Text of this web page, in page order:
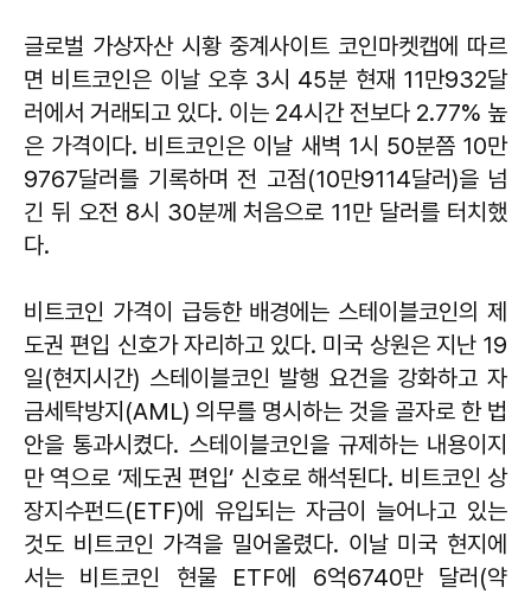
글로벌 가상자산 시황 중계사이트 코인마켓캡에 따르
면 비트코인은 이날 오후 3시 45분 현재 11만932달
러에서 거래되고 있다. 이는 24시간 전보다 2.77% 높
은 가격이다. 비트코인은 이날 새벽 1시 50분쯤 10만
9767달러를 기록하며 전 고점(10만9114달러)을 넘
긴 뒤 오전 8시 30분께 처음으로 11만 달러를 터치했
다.
비트코인 가격이 급등한 배경에는 스테이블코인의 제
도권 편입 신호가 자리하고 있다. 미국 상원은 지난 19
일(현지시간) 스테이블코인 발행 요건을 강화하고 자
금세탁방지(AML) 의무를 명시하는 것을 골자로 한 법
안을 통과시켰다. 스테이블코인을 규제하는 내용이지
만 역으로 ‘제도권 편입’ 신호로 해석된다. 비트코인 상
장지수펀드(ETF)에 유입되는 자금이 늘어나고 있는
것도 비트코인 가격을 밀어올렸다. 이날 미국 현지에
서는 비트코인 현물 ETF에 6억6740만 달러(약